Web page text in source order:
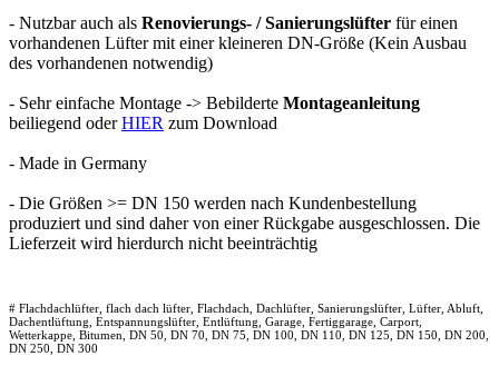
- Nutzbar auch als Renovierungs- / Sanierungslüfter für einen
vorhandenen Lüfter mit einer kleineren DN-Größe (Kein Ausbau
des vorhandenen notwendig)
- Sehr einfache Montage -> Bebilderte Montageanleitung
beiliegend oderHIER zum Download
- Made in Germany
- Die Größen >= DN 150 werden nach Kundenbestellung
produziert und sind daher von einer Rückgabe ausgeschlossen. Die
Lieferzeit wird hierdurch nicht beeinträchtig
# Flachdachlüfter, flach dach lüfter, Flachdach, Dachlüfter, Sanierungslüfter, Lüfter, Abluft,
Dachentlüftung, Entspannungslüfter, Entlüftung, Garage, Fertiggarage, Carport,
Wetterkappe, Bitumen, DN 50, DN 70, DN 75, DN 100, DN 110, DN 125, DN 150, DN 200,
DN 250, DN 300